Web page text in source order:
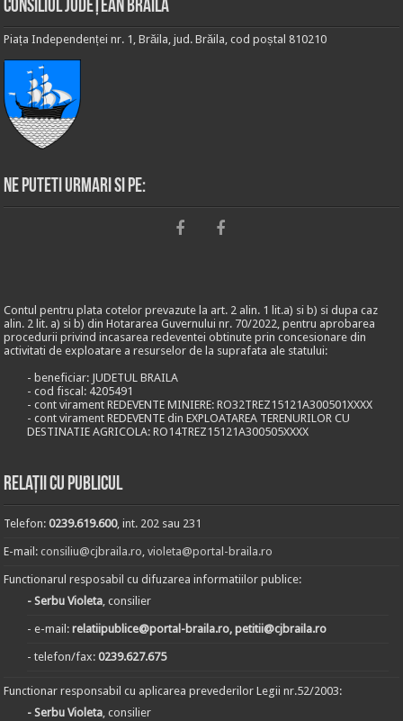
Consiliul Județean Brăila
Piața Independenței nr. 1, Brăila, jud. Brăila, cod poștal 810210
Ne puteti urmari si pe:
Contul pentru plata cotelor prevazute la art. 2 alin. 1 lit.a) si b) si dupa caz
alin. 2 lit. a) si b) din Hotararea Guvernului nr. 70/2022, pentru aprobarea
procedurii privind incasarea redeventei obtinute prin concesionare din
activitati de exploatare a resurselor de la suprafata ale statului:
- beneficiar: JUDETUL BRAILA
- cod fiscal: 4205491
- cont virament REDEVENTE MINIERE: RO32TREZ15121A300501XXXX
- cont virament REDEVENTE din EXPLOATAREA TERENURILOR CU
DESTINATIE AGRICOLA: RO14TREZ15121A300505XXXX
Relații cu publicul
Telefon:0239.619.600, int. 202 sau 231
E-mail:consiliu@cjbraila.ro,violeta@portal-braila.ro
Functionarul resposabil cu difuzarea informatiilor publice:
- Serbu Violeta, consilier
- e-mail:relatiipublice@portal-braila.ro, petitii@cjbraila.ro
- telefon/fax:0239.627.675
Functionar responsabil cu aplicarea prevederilor Legii nr.52/2003:
- Serbu Violeta, consilier